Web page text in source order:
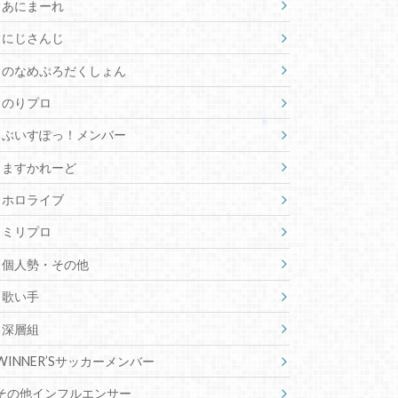
あにまーれ
にじさんじ
のなめぷろだくしょん
のりプロ
ぶいすぽっ！メンバー
ますかれーど
ホロライブ
ミリプロ
個人勢・その他
歌い手
深層組
サッカーメンバー
の他インフルエンサー